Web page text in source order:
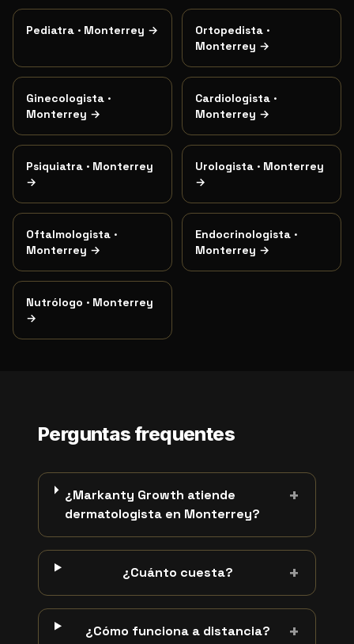
Pediatra · Monterrey → Ortopedista ·
Monterrey →
Ginecologista ·
Monterrey →
Cardiologista ·
Monterrey →
Psiquiatra · Monterrey
→
Urologista · Monterrey
→
Oftalmologista ·
Monterrey →
Endocrinologista ·
Monterrey →
Nutrólogo · Monterrey
→
Perguntas frequentes
¿Markanty Growth atiende
dermatologista en Monterrey?
+
¿Cuánto cuesta? +
¿Cómo funciona a distancia? +